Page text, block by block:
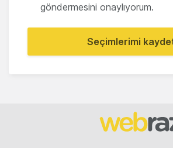
göndermesini onaylıyorum.
Seçimlerimi